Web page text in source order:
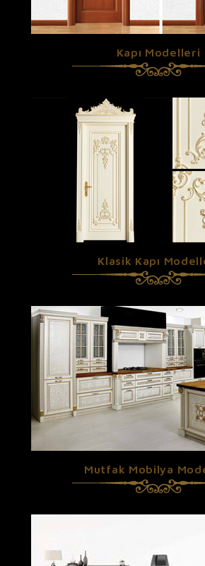
Kapı Modelleri
Klasik Kapı
Mutfak Mobilya